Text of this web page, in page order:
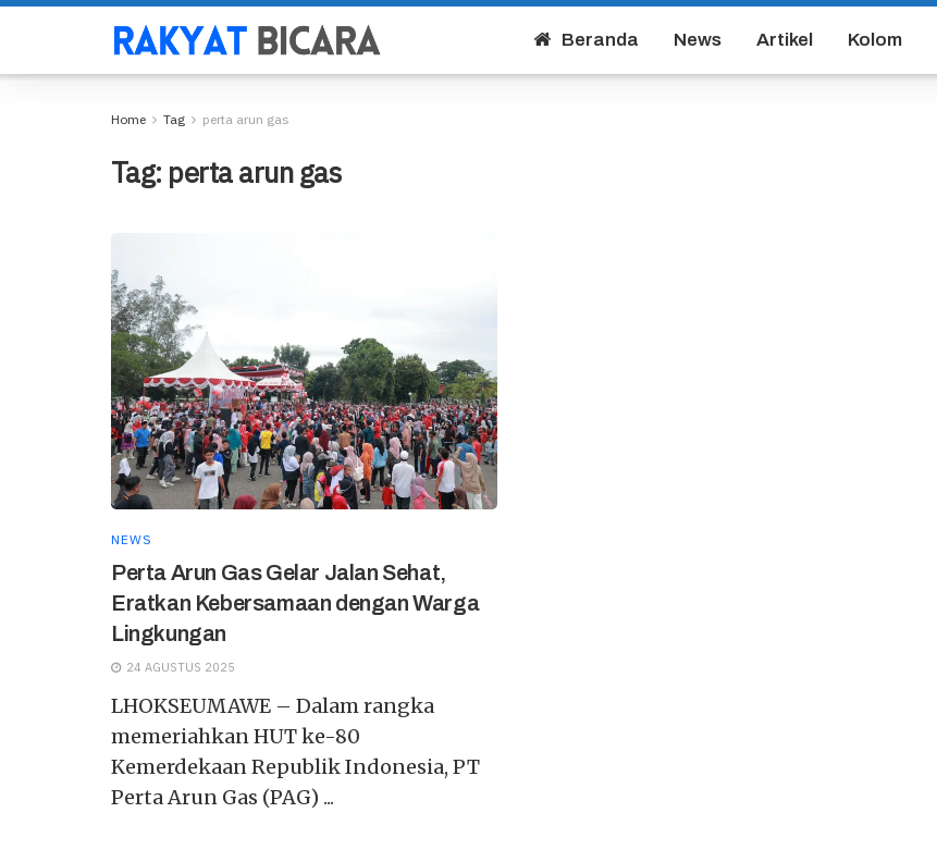
Beranda News Artikel Kolom
Home Tag perta arun gas
Tag: perta arun gas
NEWS
Perta Arun Gas Gelar Jalan Sehat,
Eratkan Kebersamaan dengan Warga
Lingkungan
24 AGUSTUS 2025
LHOKSEUMAWE – Dalam rangka
memeriahkan HUT ke-80
Kemerdekaan Republik Indonesia, PT
Perta Arun Gas (PAG) ...